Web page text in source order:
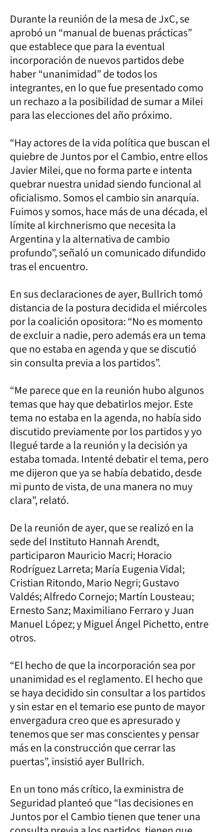
Durante la reunión de la mesa de JxC, se
aprobó un “manual de buenas prácticas”
que establece que para la eventual
incorporación de nuevos partidos debe
haber “unanimidad” de todos los
integrantes, en lo que fue presentado como
un rechazo a la posibilidad de sumar a Milei
para las elecciones del año próximo.
“Hay actores de la vida política que buscan el
quiebre de Juntos por el Cambio, entre ellos
Javier Milei, que no forma parte e intenta
quebrar nuestra unidad siendo funcional al
oficialismo. Somos el cambio sin anarquía.
Fuimos y somos, hace más de una década, el
límite al kirchnerismo que necesita la
Argentina y la alternativa de cambio
profundo”, señaló un comunicado difundido
tras el encuentro.
En sus declaraciones de ayer, Bullrich tomó
distancia de la postura decidida el miércoles
por la coalición opositora: “No es momento
de excluir a nadie, pero además era un tema
que no estaba en agenda y que se discutió
sin consulta previa a los partidos”.
“Me parece que en la reunión hubo algunos
temas que hay que debatirlos mejor. Este
tema no estaba en la agenda, no había sido
discutido previamente por los partidos y yo
llegué tarde a la reunión y la decisión ya
estaba tomada. Intenté debatir el tema, pero
me dijeron que ya se había debatido, desde
mi punto de vista, de una manera no muy
clara”, relató.
De la reunión de ayer, que se realizó en la
sede del Instituto Hannah Arendt,
participaron Mauricio Macri; Horacio
Rodríguez Larreta; María Eugenia Vidal;
Cristian Ritondo, Mario Negri; Gustavo
Valdés; Alfredo Cornejo; Martín Lousteau;
Ernesto Sanz; Maximiliano Ferraro y Juan
Manuel López; y Miguel Ángel Pichetto, entre
otros.
“El hecho de que la incorporación sea por
unanimidad es el reglamento. El hecho que
se haya decidido sin consultar a los partidos
y sin estar en el temario ese punto de mayor
envergadura creo que es apresurado y
tenemos que ser mas conscientes y pensar
más en la construcción que cerrar las
puertas”, insistió ayer Bullrich.
En un tono más crítico, la exministra de
Seguridad planteó que “las decisiones en
Juntos por el Cambio tienen que tener una